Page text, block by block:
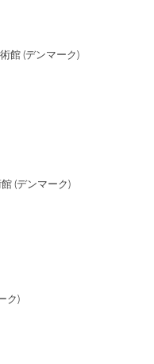
館 (デンマーク)
(デンマーク)
ク)